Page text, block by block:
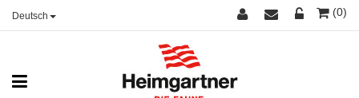
Deutsch (0)